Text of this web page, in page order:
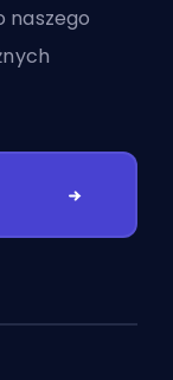
naszego